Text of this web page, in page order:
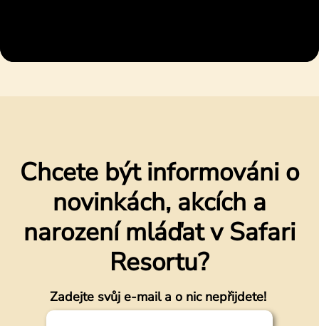
Chcete být informováni o
novinkách, akcích a
narození mláďat v Safari
Resortu?
Zadejte svůj e-mail a o nic nepřijdete!